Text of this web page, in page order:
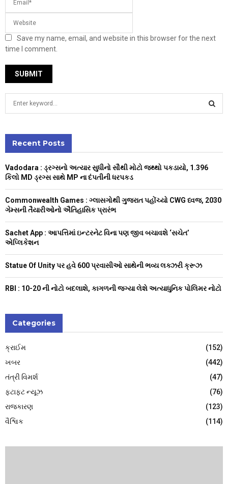
Save my name, email, and website in this browser for the next
time I comment.
h
f
o
C
Recent Posts
Vadodara : ડ્રગ્સનો અત્યાર સુધીનો સૌથી મોટો જથ્થો પકડાયો, 1.396
કિલો MD ડ્રગ્સ સાથે MP ના દંપતીની ધરપકડ
Commonwealth Games : ગ્લાસગોથી ગુજરાત પહોંચ્યો CWG ધ્વજ, 2030
ગેમ્સની તૈયારીઓનો ઐતિહાસિક પ્રારંભ
Sachet App : આપત્તિમાં ઇન્ટરનેટ વિના પણ જીવ બચાવશે ‘સચેત’
એપ્લિકેશન
Statue Of Unity પર હવે 600 પ્રવાસીઓ સાથેની ભવ્ય લક્ઝરી ક્રૂઝ
RBI : ₹10-20 ની નોટો બદલાશે, કાગળની જગ્યા લેશે અત્યાધુનિક પોલિમર નોટો
Categories
ક્રાઈમ
(152)
ખબર
(442)
તંત્રી વિમર્શ
(47)
ફટાફટ ન્યૂઝ
(76)
રાજકારણ
(123)
વૈશ્વિક
(114)